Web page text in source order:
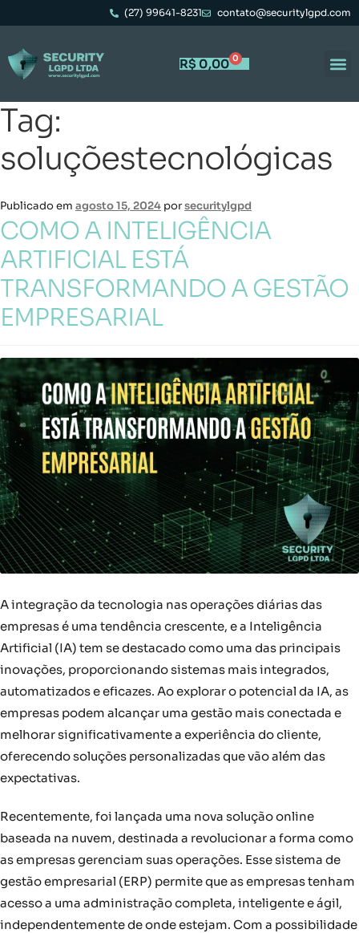
(27) 99641-8231 contato@securitylgpd.com
R$ 0,00 0
Tag:
soluçõestecnológicas
Publicado em agosto 15, 2024 porsecuritylgpd
COMO A INTELIGÊNCIA
ARTIFICIAL ESTÁ
TRANSFORMANDO A GESTÃO
EMPRESARIAL
A integração da tecnologia nas operações diárias das
empresas é uma tendência crescente, e a Inteligência
Artificial (IA) tem se destacado como uma das principais
inovações, proporcionando sistemas mais integrados,
automatizados e eficazes. Ao explorar o potencial da IA, as
empresas podem alcançar uma gestão mais conectada e
melhorar significativamente a experiência do cliente,
oferecendo soluções personalizadas que vão além das
expectativas.
Recentemente, foi lançada uma nova solução online
baseada na nuvem, destinada a revolucionar a forma como
as empresas gerenciam suas operações. Esse sistema de
gestão empresarial (ERP) permite que as empresas tenham
acesso a uma administração completa, inteligente e ágil,
independentemente de onde estejam. Com a possibilidade